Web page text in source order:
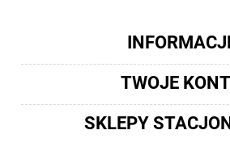
TWOJE
SKLEPY